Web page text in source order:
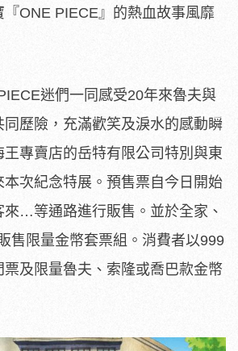
『ONE PIECE』的熱血故事風靡
迷們一同感受20年來魯夫與
同歷險，充滿歡笑及淚水的感動瞬
王專賣店的岳特有限公司特別與東
本次紀念特展。預售票自今日開始
來…等通路進行販售。並於全家、
售限量金幣套票組。消費者以999
票及限量魯夫、索隆或喬巴款金幣